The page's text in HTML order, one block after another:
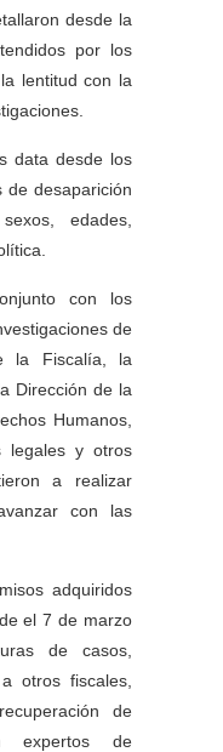
desde la
por los
lentitud con la
data desde los
de desaparición
edades,
con los
de
la Fiscalía, la
Dirección de la
Humanos,
legales y otros
a realizar
con las
adquiridos
el 7 de marzo
de casos,
otros fiscales,
de
expertos de